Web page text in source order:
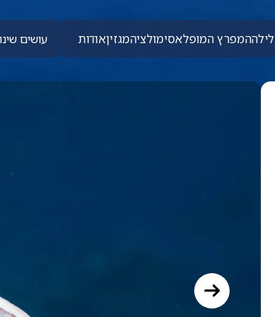
המפרץ המופלאסימולציהמגזיןאודות עושים